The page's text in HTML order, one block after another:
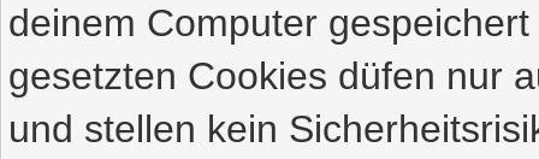
deinem Computer
gesetzten Cookies düfen nur
und stellen kein